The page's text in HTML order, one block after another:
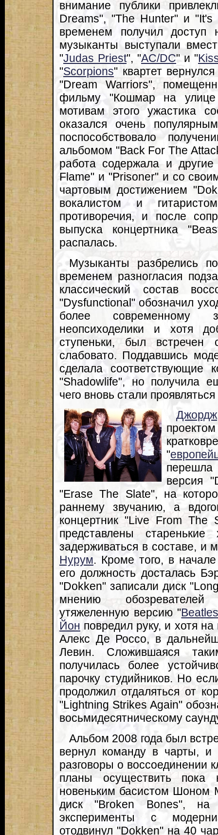
внимание публики
Dreams", "The Hunter" и "It's
временем получил доступ
музыканты выступали
"Judas Priest", "AC/DC" и "
"Scorpions" квартет
"Dream Warriors",
фильму "Кошмар на
мотивам этого ужастика
оказался очень
поспособствовало
альбомом "Back For The
работа содержала и
Flame" и "Prisoner" и со
чартовым достижением
вокалистом и
противоречия, и после
выпуска концертника
распалась.
Музыканты разбрелись
временем разногласия
классический состав
"Dysfunctional" обозначил
более современному
неопсиходелики и хотя
ступеньки, был встречен
слабовато. Поддавшись
сделала соответствующие
"Shadowlife", но получила
чего вновь стали
Джордж
"
перешла
версия
"Erase The Slate", на
раннему звучанию, а
концертник "Live From
представлены
задерживаться в составе, и
Нурум. Кроме того, в
его должность досталась
"Dokken" записали диск
мнению
утяжеленную версию "
Йон повредил руку, и хотя
Алекс Де Россо, в
Левин. Сложившаяся
получилась более
парочку студийников. Но
продолжил отдаляться от
"Lightning Strikes Again"
восьмидесятническому
Альбом 2008 года был
вернул команду в чарты,
разговоры о воссоединении
планы осуществить
новеньким басистом Шоном
диск "Broken Bones", на
эксперименты с
отодвинул "Dokken" на 40